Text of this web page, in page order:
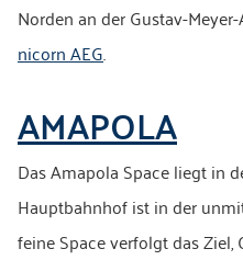
Norden an der Gustav-
nicorn AEG.
AMAPOLA
Das Amapola Space liegt in
Hauptbahnhof ist in der
feine Space verfolgt das